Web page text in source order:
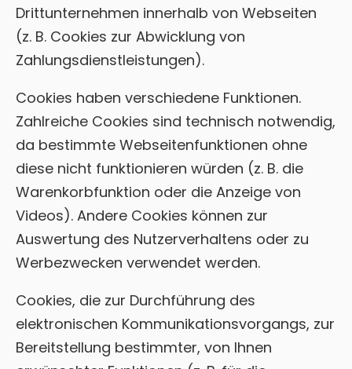
Drittunternehmen innerhalb von Webseiten
(z. B. Cookies zur Abwicklung von
Zahlungsdienstleistungen).
Cookies haben verschiedene Funktionen.
Zahlreiche Cookies sind technisch notwendig,
da bestimmte Webseitenfunktionen ohne
diese nicht funktionieren würden (z. B. die
Warenkorbfunktion oder die Anzeige von
Videos). Andere Cookies können zur
Auswertung des Nutzerverhaltens oder zu
Werbezwecken verwendet werden.
Cookies, die zur Durchführung des
elektronischen Kommunikationsvorgangs, zur
Bereitstellung bestimmter, von Ihnen